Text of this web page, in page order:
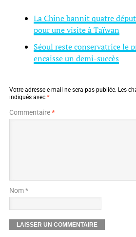
La Chine bannit quatre
pour une visite à Taïwan
Séoul reste conservatrice le
encaisse un demi-succès
Votre adresse e-mail ne sera pas publiée. Les
indiqués avec *
Commentaire*
Nom *